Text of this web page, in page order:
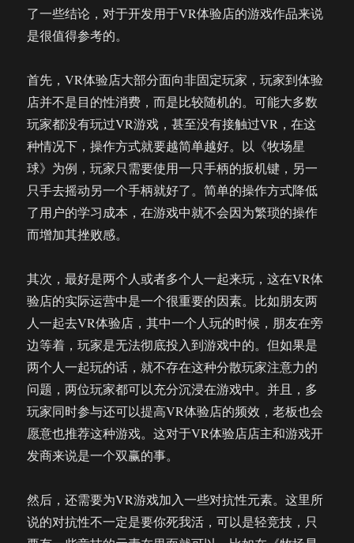
了一些结论，对于开发用于VR体验店的游戏作品来说
是很值得参考的。
首先，VR体验店大部分面向非固定玩家，玩家到体验
店并不是目的性消费，而是比较随机的。可能大多数
玩家都没有玩过VR游戏，甚至没有接触过VR，在这
种情况下，操作方式就要越简单越好。以《牧场星
球》为例，玩家只需要使用一只手柄的扳机键，另一
只手去摇动另一个手柄就好了。简单的操作方式降低
了用户的学习成本，在游戏中就不会因为繁琐的操作
而增加其挫败感。
其次，最好是两个人或者多个人一起来玩，这在VR体
验店的实际运营中是一个很重要的因素。比如朋友两
人一起去VR体验店，其中一个人玩的时候，朋友在旁
边等着，玩家是无法彻底投入到游戏中的。但如果是
两个人一起玩的话，就不存在这种分散玩家注意力的
问题，两位玩家都可以充分沉浸在游戏中。并且，多
玩家同时参与还可以提高VR体验店的频效，老板也会
愿意也推荐这种游戏。这对于VR体验店店主和游戏开
发商来说是一个双赢的事。
然后，还需要为VR游戏加入一些对抗性元素。这里所
说的对抗性不一定是要你死我活，可以是轻竞技，只